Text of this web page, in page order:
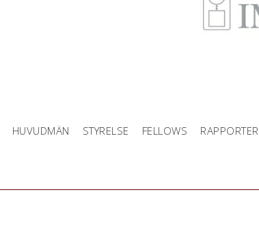
HUVUDMÄN STYRELSE FELLOWS RAPPORTER